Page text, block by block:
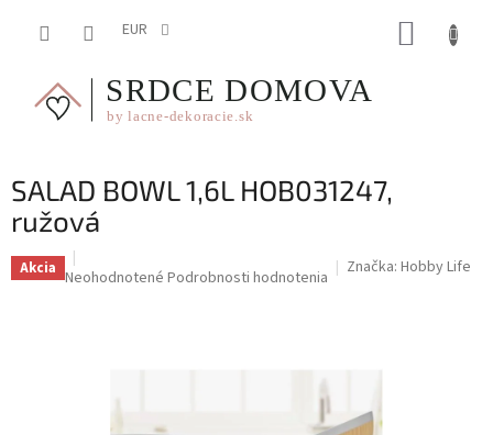
EUR
SALAD BOWL 1,6L HOB031247,
ružová
Akcia Priemerné
hviezdičiek.
Neohodnotené Podrobnosti hodnotenia Značka: Hobby Life